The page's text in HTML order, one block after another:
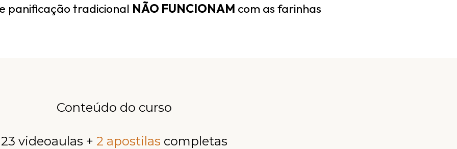
panificação tradicional NÃO FUNCIONAM com as farinhas
Conteúdo do curso
23 videoaulas + 2 apostilas completas